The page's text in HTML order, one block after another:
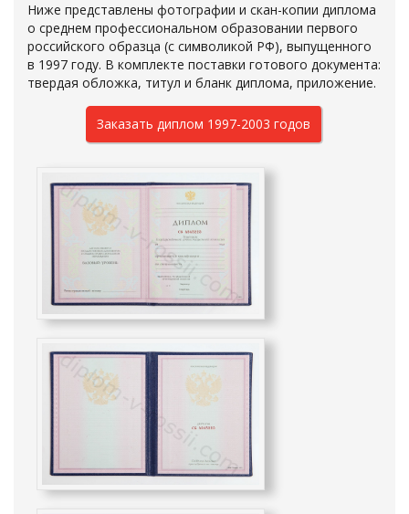
Ниже представлены фотографии и скан-копии диплома
о среднем профессиональном образовании первого
российского образца (с символикой РФ), выпущенного
в 1997 году. В комплекте поставки готового документа:
твердая обложка, титул и бланк диплома, приложение.
Заказать диплом 1997-2003 годов